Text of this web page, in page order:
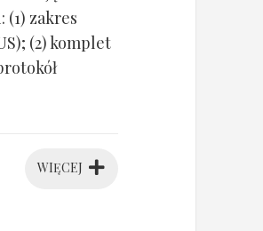
zakres
(2) komplet
WIĘCEJ